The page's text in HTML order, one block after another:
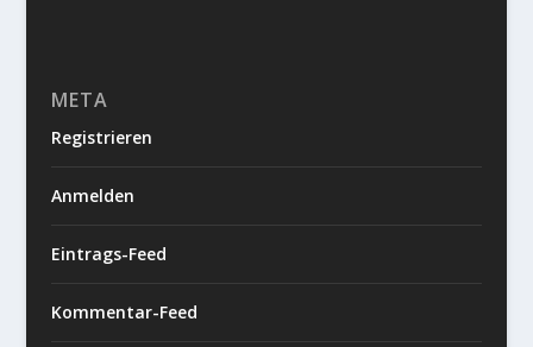
META
Registrieren
Anmelden
Eintrags-Feed
Kommentar-Feed